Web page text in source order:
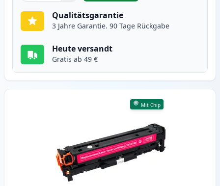
Qualitätsgarantie
3 Jahre Garantie. 90 Tage Rückgabe
Heute versandt
Gratis ab 49 €
Mit Chip